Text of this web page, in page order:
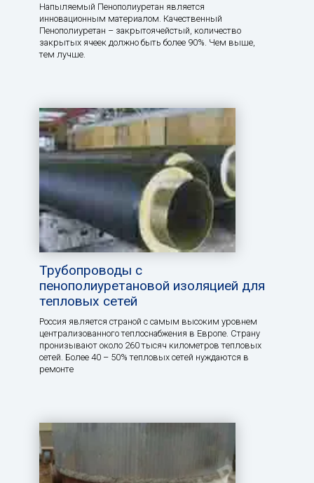
Напыляемый Пенополиуретан является
инновационным материалом. Качественный
Пенополиуретан – закрытоячейстый, количество
закрытых ячеек должно быть более 90%. Чем выше,
тем лучше.
Трубопроводы с
пенополиуретановой изоляцией для
тепловых сетей
Россия является страной с самым высоким уровнем
централизованного теплоснабжения в Европе. Страну
пронизывают около 260 тысяч километров тепловых
сетей. Более 40 – 50% тепловых сетей нуждаются в
ремонте